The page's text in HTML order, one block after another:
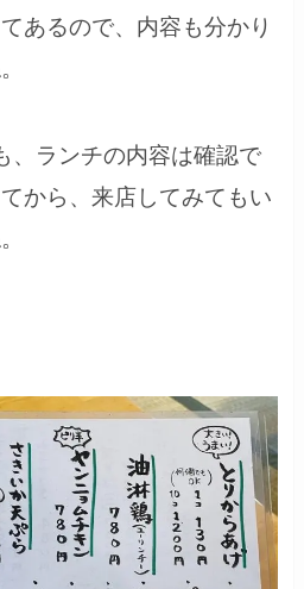
あるので、内容も分かり
、ランチの内容は確認で
から、来店してみてもい